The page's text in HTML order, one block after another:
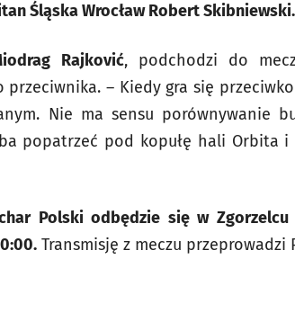
Śląska Wrocław Robert Skibniewski.
Rajković, podchodzi do
przeciwnika. – Kiedy gra się
Nie ma sensu porównywanie
popatrzeć pod kopułę hali Orbita
Polski odbędzie się w
Transmisję z meczu przeprowadzi